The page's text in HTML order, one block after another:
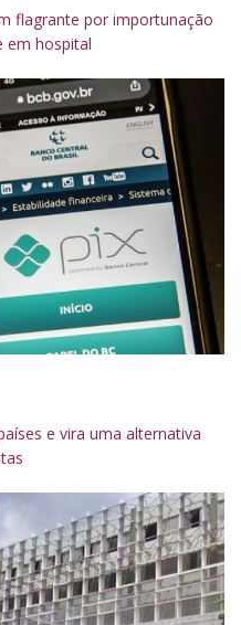
flagrante por importunação
em hospital
e vira uma alternativa